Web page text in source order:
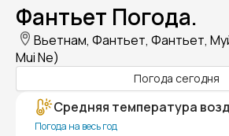
Фантьет Погода.
Вьетнам, Фантьет, Фантьет,
Mui Ne)
Погода сегодня
Средняя температура
Погода на весь год